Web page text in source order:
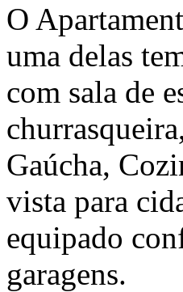
O
uma delas
com sala de
Gaúcha,
vista para
equipado
garagens.